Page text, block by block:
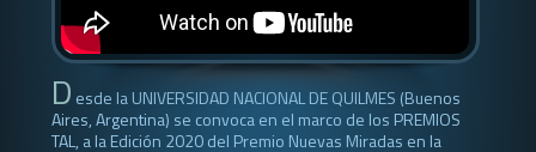
D esde la UNIVERSIDAD NACIONAL DE QUILMES (Buenos
Aires, Argentina) se convoca en el marco de los PREMIOS
TAL, a la Edición 2020 del Premio Nuevas Miradas en la